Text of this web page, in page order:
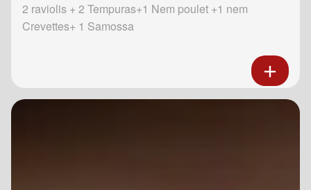
2 raviolis + 2 Tempuras+1 Nem poulet +1 nem
Crevettes+ 1 Samossa